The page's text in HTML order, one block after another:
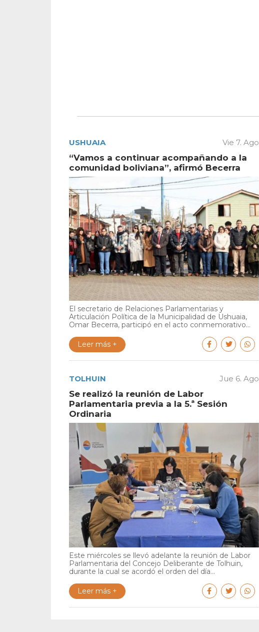
USHUAIA Vie 7. Ago
“Vamos a continuar acompañando a la
comunidad boliviana”, afirmó Becerra
El secretario de Relaciones Parlamentarias y
Articulación Política de la Municipalidad de Ushuaia,
Omar Becerra, participó en el acto conmemorativo...
Leer más +
TOLHUIN Jue 6. Ago
Se realizó la reunión de Labor
Parlamentaria previa a la 5.ª Sesión
Ordinaria
Este miércoles se llevó adelante la reunión de Labor
Parlamentaria del Concejo Deliberante de Tolhuin,
durante la cual se acordó el orden del día...
Leer más +